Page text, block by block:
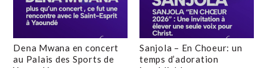
Dena Mwana en concert
au Palais des Sports de
Sanjola – En Choeur: un
temps d’adoration